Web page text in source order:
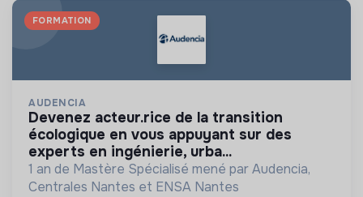
FORMATION
AUDENCIA
devenez acteur.rice de la transition
écologique en vous appuyant sur des
experts en ingénierie, urba...
1 an de Mastère Spécialisé mené par Audencia,
Centrales Nantes et ENSA Nantes